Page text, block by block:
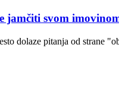
svom
dolaze pitanja od strane